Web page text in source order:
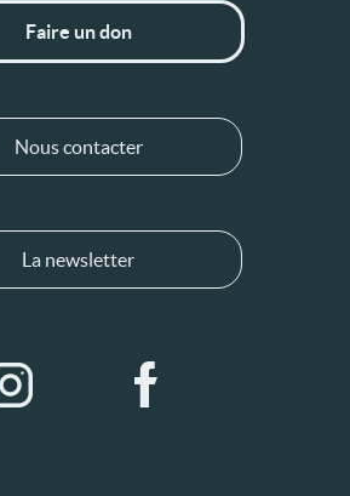
Faire un don
Nous contacter
La newsletter